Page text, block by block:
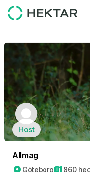
Host
Allmag
Göteborg 860